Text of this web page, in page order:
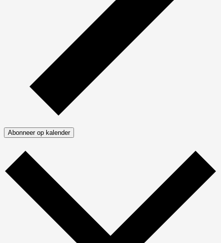
Abonneer op kalender